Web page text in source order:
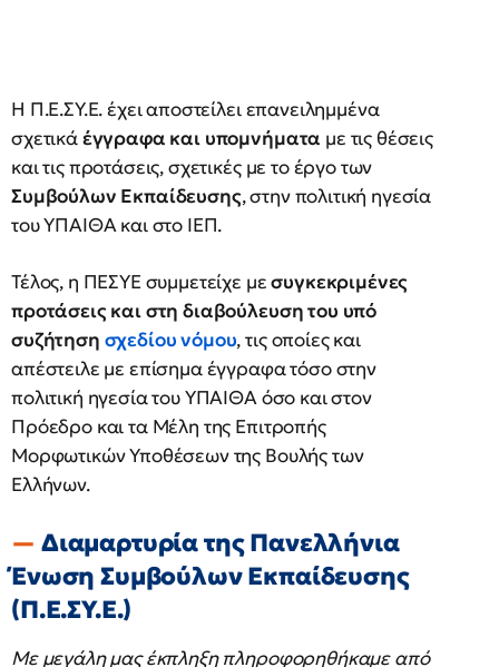
Η Π.Ε.ΣΥ.Ε. έχει αποστείλει επανειλημμένα
σχετικάέγγραφα και υπομνήματα με τις θέσεις
και τις προτάσεις, σχετικές με το έργο των
Συμβούλων Εκπαίδευσης, στην πολιτική ηγεσία
του ΥΠΑΙΘΑ και στο ΙΕΠ.
Τέλος, η ΠΕΣΥΕ συμμετείχε μεσυγκεκριμένες
προτάσεις και στη διαβούλευση του υπό
συζήτηση σχεδίου νόμου, τις οποίες και
απέστειλε με επίσημα έγγραφα τόσο στην
πολιτική ηγεσία του ΥΠΑΙΘΑ όσο και στον
Πρόεδρο και τα Μέλη της Επιτροπής
Μορφωτικών Υποθέσεων της Βουλής των
Ελλήνων.
Διαμαρτυρία της Πανελλήνια
Ένωση Συμβούλων Εκπαίδευσης
(Π.Ε.ΣΥ.Ε.)
Με μεγάλη μας έκπληξη πληροφορηθήκαμε από